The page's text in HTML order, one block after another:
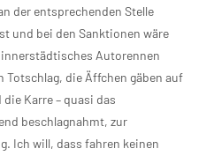
der entsprechenden Stelle
und bei den Sanktionen wäre
Autorennen
Totschlag, die Äffchen gäben auf
Karre – quasi das
beschlagnahmt, zur
Ich will, dass fahren keinen